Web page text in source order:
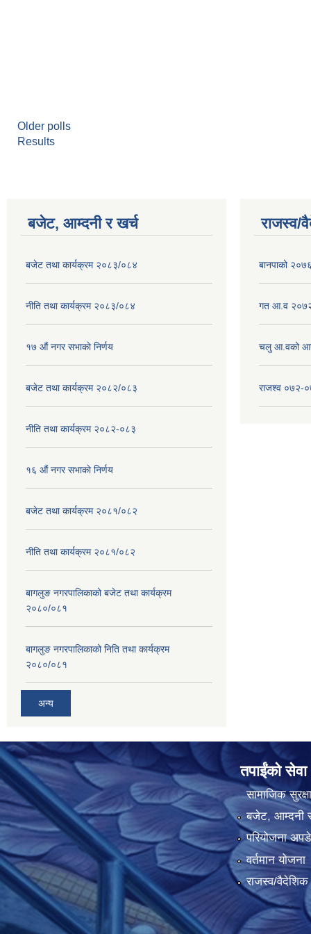
Older polls
Results
बजेट, आम्दनी र खर्च
बजेट तथा कार्यक्रम २०८३/०८४
नीति तथा कार्यक्रम २०८३/०८४
१७ ‌‍औं नगर सभाकाे निर्णय
बजेट तथा कार्यक्रम २०८२/०८३
नीति तथा कार्यक्रम २०८२-०८३
१६ ‌औं नगर सभाकाे निर्णय
बजेट तथा कार्यक्रम २०८१/०८२
नीति तथा कार्यक्रम २०८१/०८२
बागलुङ नगरपालिकाको बजेट तथा कार्यक्रम
२०८०/०८१
बागलुङ नगरपालिकाको निति तथा कार्यक्रम
२०८०/०८१
अन्य
राजस्व/
बानपाको
गत आ.व
चलु आ.वको
राजश्व ०७२-
तपाईंको सेवा
सामाजिक सुरक्षा
बजेट, आम्दनी
परियोजना
वर्तमान योजना
राजस्व/वैदेशिक